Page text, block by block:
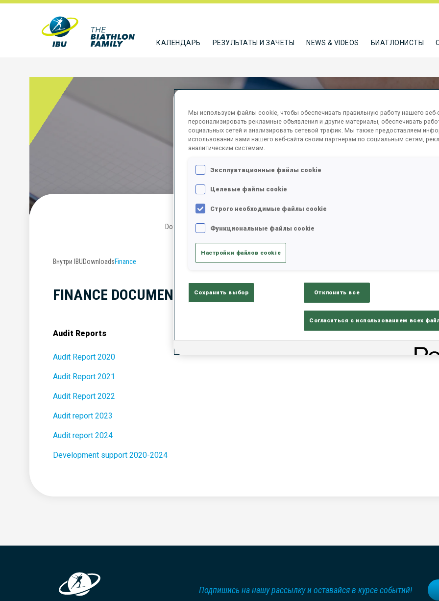
КАЛЕНДАРЬ РЕЗУЛЬТАТЫ И ЗАЧЕТЫ NEWS & VIDEOS БИАТЛОНИСТЫ
FINANCE
Downloads
Внутри IBUDownloadsFinance
FINANCE DOCUMENTS
Audit Reports
Audit Report 2020
Audit Report 2021
Audit Report 2022
Audit report 2023
Audit report 2024
Development support 2020-2024
Подпишись на нашу рассылку и оставайся в курсе событий!
Мы используем файлы cookie, чтобы обеспечивать правильную работу нашего веб-
персонализировать рекламные объявления и другие материалы, обеспечивать
социальных сетей и анализировать сетевой трафик. Мы также предоставляем
использовании вами нашего веб-сайта своим партнерам по социальным сетям,
аналитическим системам.
Эксплуатационные файлы cookie
Целевые файлы cookie
Строго необходимые файлы cookie
Функциональные файлы cookie
Настройки файлов cookie
Сохранить выбор Отклонить все
Согласиться с использованием всех